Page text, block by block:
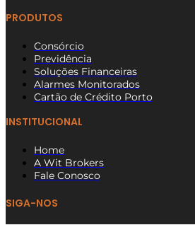
PRODUTOS
Consórcio
Previdência
Soluções Financeiras
Alarmes Monitorados
Cartão de Crédito Porto
INSTITUCIONAL
Home
A Wit Brokers
Fale Conosco
SIGA-NOS